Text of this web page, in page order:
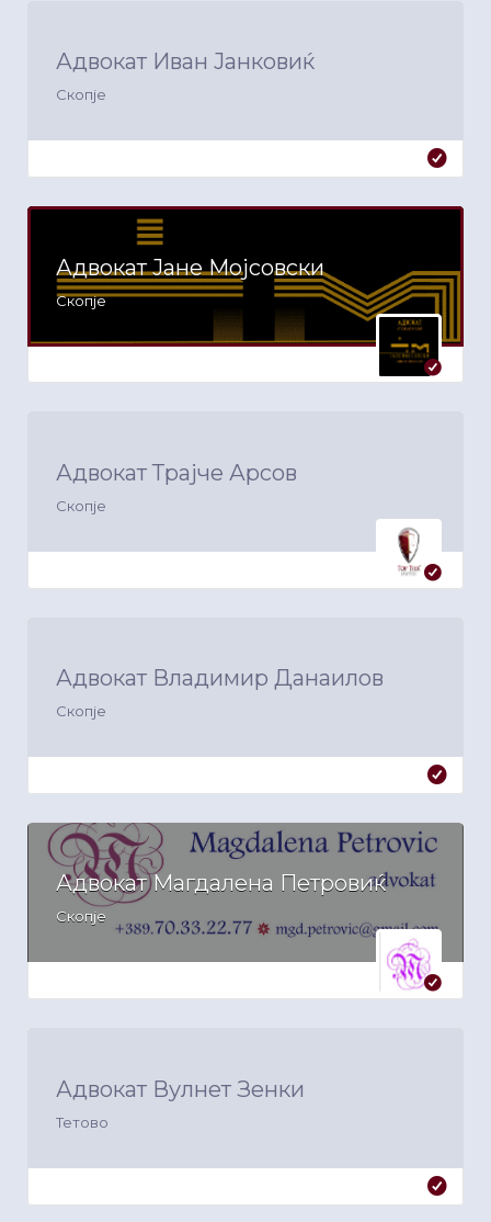
Адвокат Иван Јанковиќ
Скопје
Адвокат Јане Мојсовски
Скопје
Адвокат Трајче Арсов
Скопје
Адвокат Владимир Данаилов
Скопје
Адвокат Магдалена Петровиќ
Скопје
Адвокат Вулнет Зенки
Тетово